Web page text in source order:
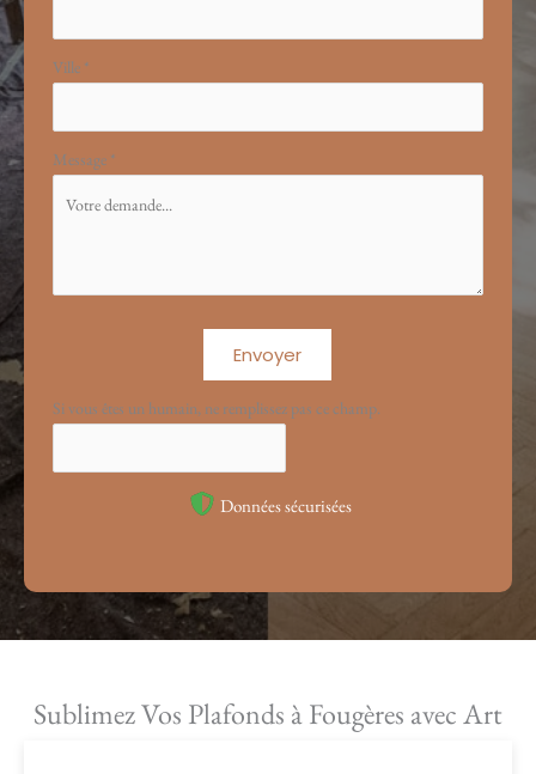
Ville *
Message *
Envoyer
Si vous êtes un humain, ne remplissez pas ce champ.
Données sécurisées
Sublimez Vos Plafonds à Fougères avec Art